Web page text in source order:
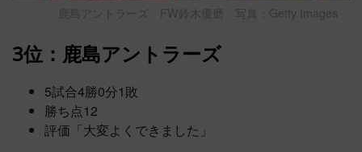
鹿島アントラーズ FW鈴木優磨 写真：Getty Images
3位：鹿島アントラーズ
5試合4勝0分1敗
勝ち点12
評価「大変よくできました」